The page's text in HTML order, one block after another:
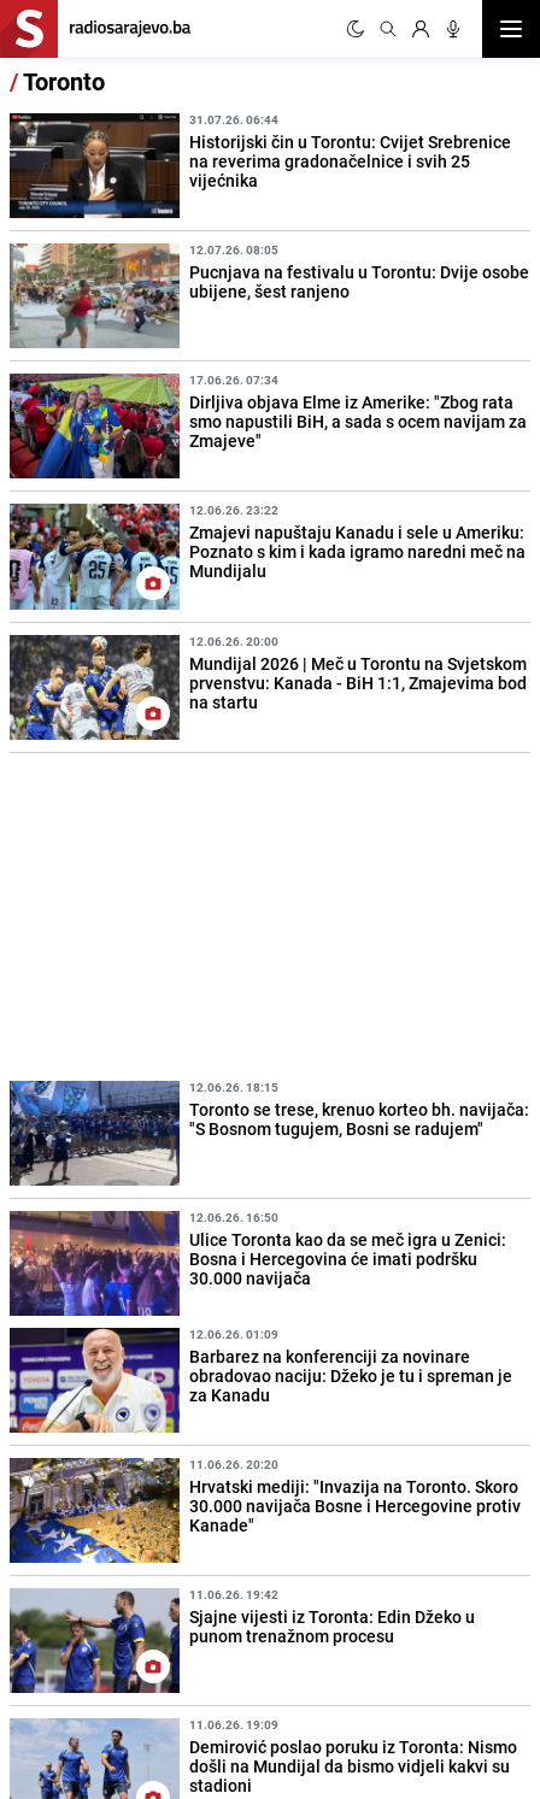
/Toronto
31.07.26. 06:44
Historijski čin u Torontu: Cvijet Srebrenice
na reverima gradonačelnice i svih 25
vijećnika
12.07.26. 08:05
Pucnjava na festivalu u Torontu: Dvije osobe
ubijene, šest ranjeno
17.06.26. 07:34
Dirljiva objava Elme iz Amerike: "Zbog rata
smo napustili BiH, a sada s ocem navijam za
Zmajeve"
12.06.26. 23:22
Zmajevi napuštaju Kanadu i sele u Ameriku:
Poznato s kim i kada igramo naredni meč na
Mundijalu
12.06.26. 20:00
Mundijal 2026 | Meč u Torontu na Svjetskom
prvenstvu: Kanada - BiH 1:1, Zmajevima bod
na startu
12.06.26. 18:15
Toronto se trese, krenuo korteo bh. navijača:
"S Bosnom tugujem, Bosni se radujem"
12.06.26. 16:50
Ulice Toronta kao da se meč igra u Zenici:
Bosna i Hercegovina će imati podršku
30.000 navijača
12.06.26. 01:09
Barbarez na konferenciji za novinare
obradovao naciju: Džeko je tu i spreman je
za Kanadu
11.06.26. 20:20
Hrvatski mediji: "Invazija na Toronto. Skoro
30.000 navijača Bosne i Hercegovine protiv
Kanade"
11.06.26. 19:42
Sjajne vijesti iz Toronta: Edin Džeko u
punom trenažnom procesu
11.06.26. 19:09
Demirović poslao poruku iz Toronta: Nismo
došli na Mundijal da bismo vidjeli kakvi su
stadioni